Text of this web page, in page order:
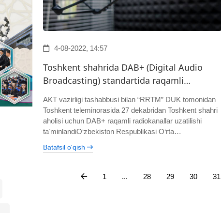
4-08-2022, 14:57
Toshkent shahrida DAB+ (Digital Audio
Broadcasting) standartida raqamli…
AKT vazirligi tashabbusi bilan “RRTM” DUK tomonidan
Toshkent teleminorasida 27 dekabridan Toshkent shahri
aholisi uchun DAB+ raqamli radiokanallar uzatilishi
taʼminlandiO‘zbekiston Respublikasi O‘rta…
Batafsil o'qish
1 ... 28 29 30 31